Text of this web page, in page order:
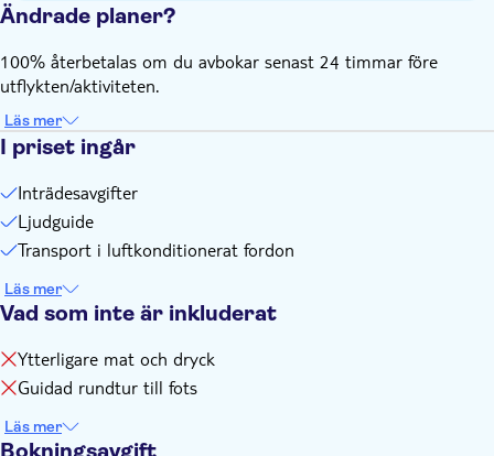
Ändrade planer?
100% återbetalas om du avbokar senast 24 timmar före
utflykten/aktiviteten.
Läs mer
I priset ingår
Inträdesavgifter
Ljudguide
Transport i luftkonditionerat fordon
Läs mer
Vad som inte är inkluderat
Ytterligare mat och dryck
Guidad rundtur till fots
Läs mer